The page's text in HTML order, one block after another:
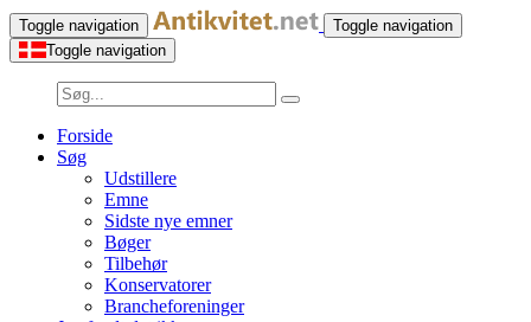
Toggle navigation
Toggle navigation
Toggle navigation
Forside
Søg
Udstillere
Emne
Sidste nye emner
Bøger
Tilbehør
Konservatorer
Brancheforeninger